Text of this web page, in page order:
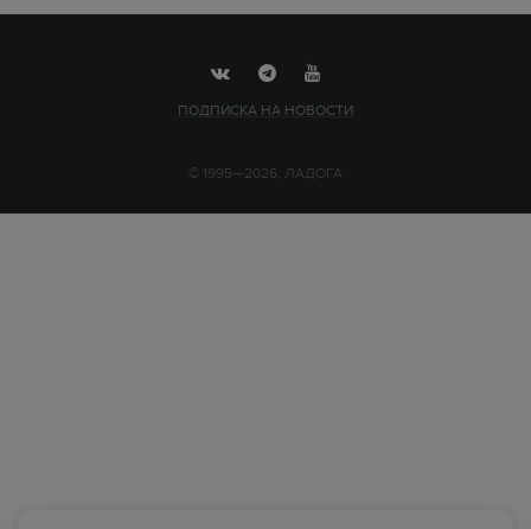
ПОДПИСКА НА НОВОСТИ
© 1995—2026, ЛАДОГА